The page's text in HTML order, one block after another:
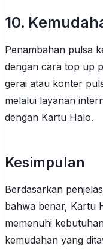
10.
Penambahan pulsa
dengan cara top up
gerai atau konter
melalui layanan
dengan Kartu Halo.
Kesimpulan
Berdasarkan
bahwa benar, Kartu
memenuhi
kemudahan yang